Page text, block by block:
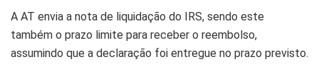
A AT envia a nota de liquidação do IRS, sendo este
também o prazo limite para receber o reembolso,
assumindo que a declaração foi entregue no prazo previsto.